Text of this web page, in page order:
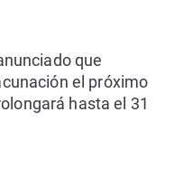
que
el próximo
hasta el 31